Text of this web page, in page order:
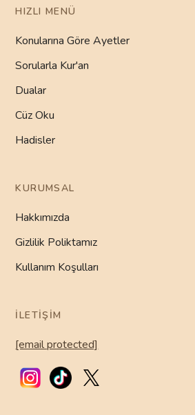
HIZLI MENÜ
Konularına Göre Ayetler
Sorularla Kur'an
Dualar
Cüz Oku
Hadisler
KURUMSAL
Hakkımızda
Gizlilik Poliktamız
Kullanım Koşulları
İLETIŞIM
[email protected]